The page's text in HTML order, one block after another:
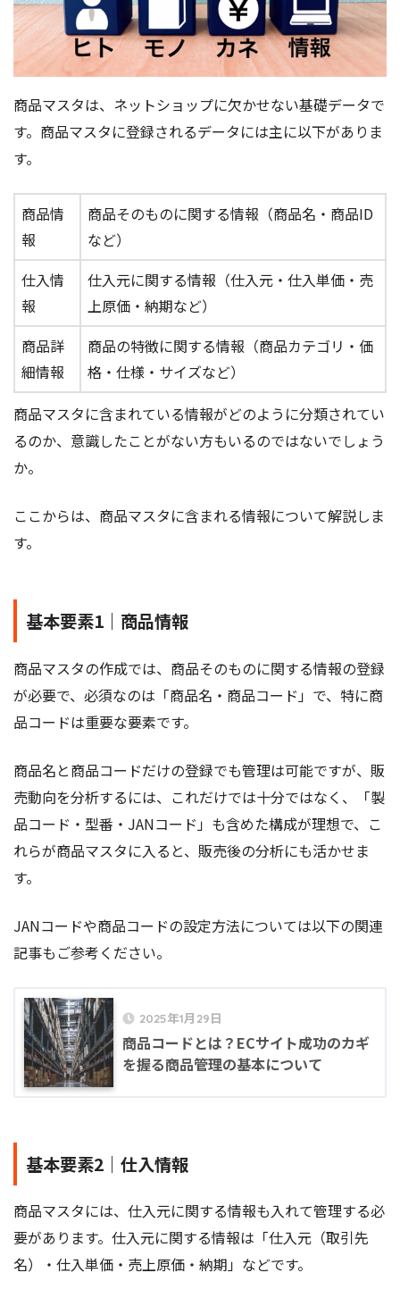
商品マスタは、ネットショップに欠かせない基礎データで
す。商品マスタに登録されるデータには主に以下がありま
す。
商品情
報
商品そのものに関する情報（商品名・商品ID
など）
仕入情
報
仕入元に関する情報（仕入元・仕入単価・売
上原価・納期など）
商品詳
細情報
商品の特徴に関する情報（商品カテゴリ・価
格・仕様・サイズなど）
商品マスタに含まれている情報がどのように分類されてい
るのか、意識したことがない方もいるのではないでしょう
か。
ここからは、商品マスタに含まれる情報について解説しま
す。
基本要素1｜商品情報
商品マスタの作成では、商品そのものに関する情報の登録
が必要で、必須なのは「商品名・商品コード」で、特に商
品コードは重要な要素です。
商品名と商品コードだけの登録でも管理は可能ですが、販
売動向を分析するには、これだけでは十分ではなく、「製
品コード・型番・JANコード」も含めた構成が理想で、こ
れらが商品マスタに入ると、販売後の分析にも活かせま
す。
JANコードや商品コードの設定方法については以下の関連
記事もご参考ください。
2025年1月29日
商品コードとは？ECサイト成功のカギ
を握る商品管理の基本について
基本要素2｜仕入情報
商品マスタには、仕入元に関する情報も入れて管理する必
要があります。仕入元に関する情報は「仕入元（取引先
名）・仕入単価・売上原価・納期」などです。